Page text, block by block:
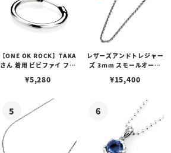
【ONE OK ROCK】TAKA
さん 着用 ビビファイ フー
¥5,280
レザーズアンドトレジャー
ズ 3mm スモールオーバ
ブスタークラスプ＆LTロ
¥15,400